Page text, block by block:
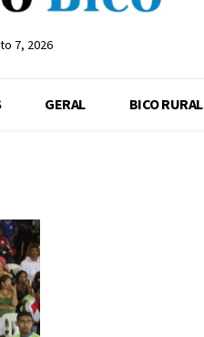
7, 2026
GERAL BICO RURAL